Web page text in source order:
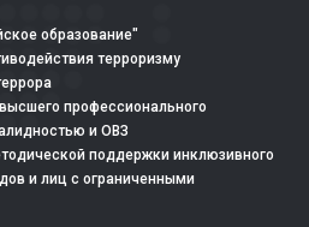
образование"
терроризму
профессионального
и ОВЗ
поддержки инклюзивного
и лиц с ограниченными